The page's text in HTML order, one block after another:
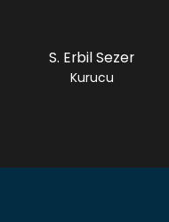
S. Erbil Sezer
Kurucu